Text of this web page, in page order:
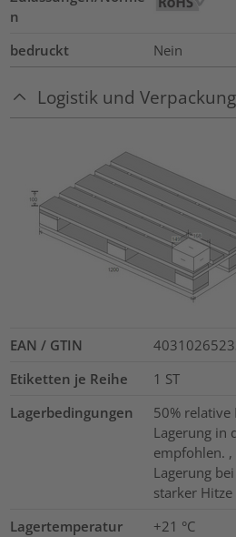
n
bedruckt
Nein
Logistik und
EAN / GTIN
Etiketten je Reihe
1 ST
Lagerbedingungen
50%
Lagerung in
empfohlen.
Lagerung
starker
Lagertemperatur
+21 °C